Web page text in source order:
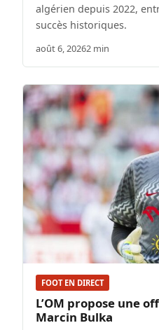
algérien depuis 2022,
succès historiques.
août 6, 20262 min
FOOT EN DIRECT
L’OM propose une
Marcin Bulka